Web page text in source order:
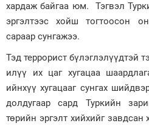
хардаж байгаа юм. Тэгвэл
эргэлтээс хойш тогтоосон
сараар сунгажээ.
Тэд террорист бүлэглэлүүдтэй
илүү их цаг хугацаа
ийнхүү хугацааг сунгах
долдугаар сард Туркийн
төрийн эргэлт хийхийг